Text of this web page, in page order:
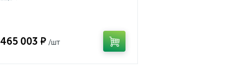
465 003 ₽